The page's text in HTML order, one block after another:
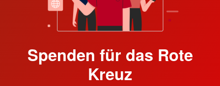
Spenden für das Rote
Kreuz